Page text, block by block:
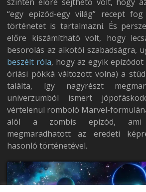
“egy epizód-egy világ” recept
történetet is tartalmazni. És
előre kiszámítható volt, hogy
besorolás az alkotói szabadságra,
beszélt róla, hogy az egyik
óriási pókká változott volna) a
találta, így nagyrészt
univerzumból ismert
vértelenül romboló Marvel-
alól a zombis epizód, ami
megmaradhatott az eredeti
hasonló történetével.